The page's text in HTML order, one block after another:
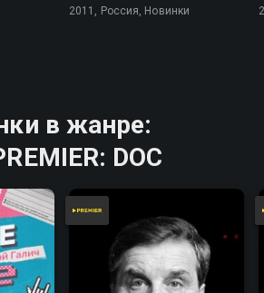
2011, Россия, Новинки
в жанре:
DOC